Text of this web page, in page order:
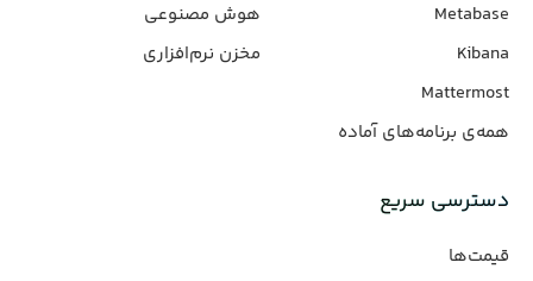
Metabase
Kibana
Mattermost
همه‌ی برنامه‌های آماده
هوش مصنوعی
مخزن نرم‌افزاری
دسترسی سریع
قیمت‌ها